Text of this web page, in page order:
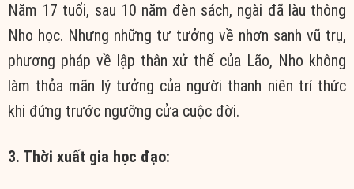
Năm 17 tuổi, sau 10 năm đèn sách, ngài đã làu thông
Nho học. Nhưng những tư tưởng về nhơn sanh vũ trụ,
phương pháp về lập thân xử thế của Lão, Nho không
làm thỏa mãn lý tưởng của người thanh niên trí thức
khi đứng trước ngưỡng cửa cuộc đời.
3. Thời xuất gia học đạo: